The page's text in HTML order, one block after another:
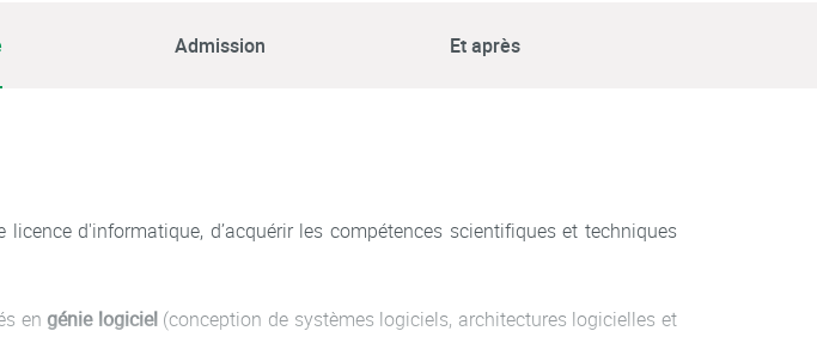
Admission Et après
d'informatique, d’acquérir les compétences scientifiques et techniques
en génie logiciel(conception de systèmes logiciels, architectures logicielles et